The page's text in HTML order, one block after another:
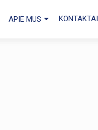
APIE MUS KONTAKTAI